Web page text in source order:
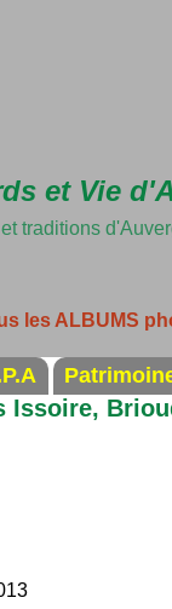
et Vie
traditions
les ALBUMS
Issoire,